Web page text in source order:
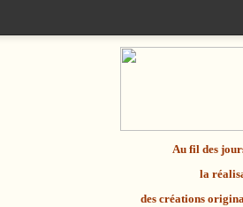
Au fil des
la
des créations